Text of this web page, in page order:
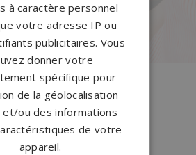
VOTRE MONUMENT
française
nous ?
sur-mesure
à caractère personnel
votre adresse IP ou
publicitaires. Vous
donner votre
spécifique pour
de la géolocalisation
et/ou des informations
de votre
appareil.